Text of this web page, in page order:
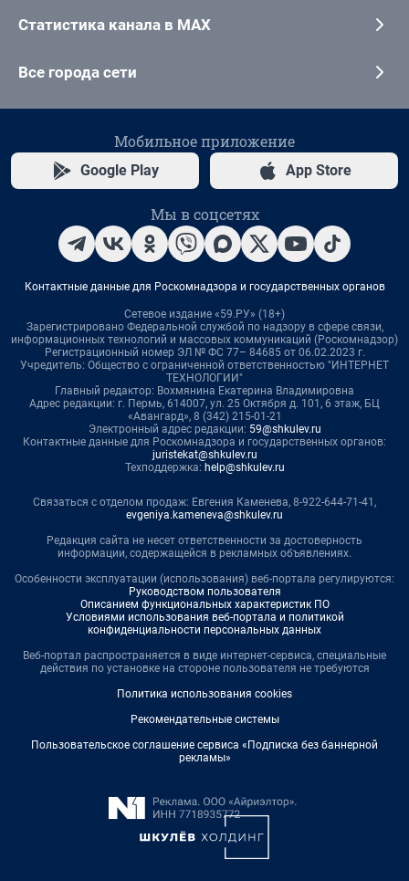
Статистика канала в MAX
Все города сети
Мобильное приложение
Google Play App Store
Мы в соцсетях
Контактные данные для Роскомнадзора и государственных органов
Сетевое издание «59.РУ» (18+)
Зарегистрировано Федеральной службой по надзору в сфере связи,
информационных технологий и массовых коммуникаций (Роскомнадзор)
Регистрационный номер ЭЛ № ФС 77– 84685 от 06.02.2023 г.
Учредитель: Общество с ограниченной ответственностью "ИНТЕРНЕТ
ТЕХНОЛОГИИ"
Главный редактор: Вохмянина Екатерина Владимировна
Адрес редакции: г. Пермь, 614007, ул. 25 Октября д. 101, 6 этаж, БЦ
«Авангард», 8 (342) 215-01-21
Электронный адрес редакции: 59@shkulev.ru
Контактные данные для Роскомнадзора и государственных органов:
juristekat@shkulev.ru
Техподдержка: help@shkulev.ru
Связаться с отделом продаж: Евгения Каменева, 8-922-644-71-41,
evgeniya.kameneva@shkulev.ru
Редакция сайта не несет ответственности за достоверность
информации, содержащейся в рекламных объявлениях.
Особенности эксплуатации (использования) веб-портала регулируются:
Руководством пользователя
Описанием функциональных характеристик ПО
Условиями использования веб-портала и политикой
конфиденциальности персональных данных
Веб-портал распространяется в виде интернет-сервиса, специальные
действия по установке на стороне пользователя не требуются
Политика использования cookies
Рекомендательные системы
Пользовательское соглашение сервиса «Подписка без баннерной
рекламы»